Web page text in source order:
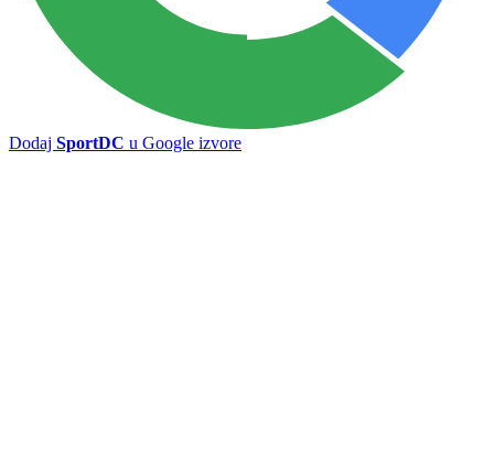
Dodaj SportDC u Google izvore